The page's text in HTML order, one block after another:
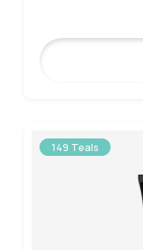
149 Teals